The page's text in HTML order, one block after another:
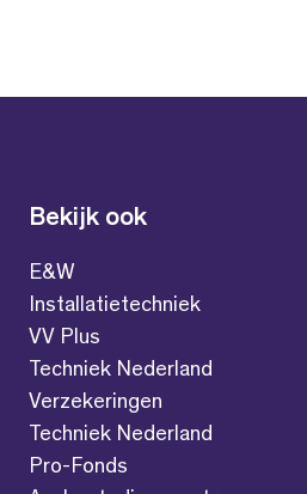
Bekijk ook
E&W
Installatietechniek
VV Plus
Techniek Nederland
Verzekeringen
Techniek Nederland
Pro-Fonds